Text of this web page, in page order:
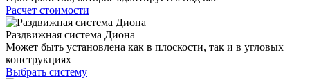
Расчет стоимости
Раздвижная система Диона
Может быть установлена как в плоскости, так и в угловых
конструкциях
Выбрать систему